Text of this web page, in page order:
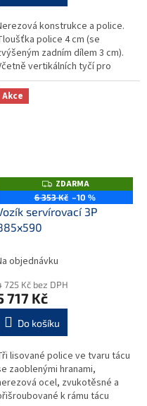
konstrukce a police.
police 4 cm (se
zadním dílem 3 cm).
vertikálních tyčí pro
na stěnu - výška 35
Police a upevňovací tyče
Akce
Z
D
A
R
ZDARMA
6 353 Kč –10 %
servírovací 3P
objednávku
725 Kč bez DPH
717 Kč
Do košíku
lisované police ve tvaru tácu
zaoblenými hranami,
ocel, zvukotěsné a
k rámu tácu